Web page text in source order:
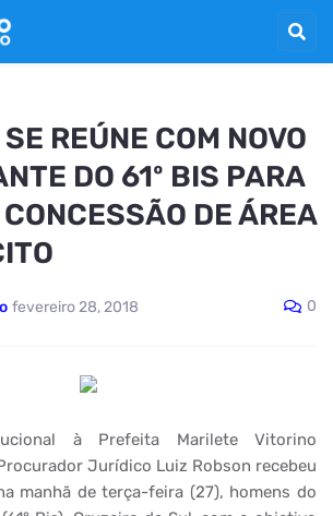
REÚNE COM NOVO
DO 61º BIS PARA
DE ÁREA
fevereiro 28, 2018 0
à Prefeita Marilete Vitorino
Jurídico Luiz Robson recebeu
manhã de terça-feira (27), homens do